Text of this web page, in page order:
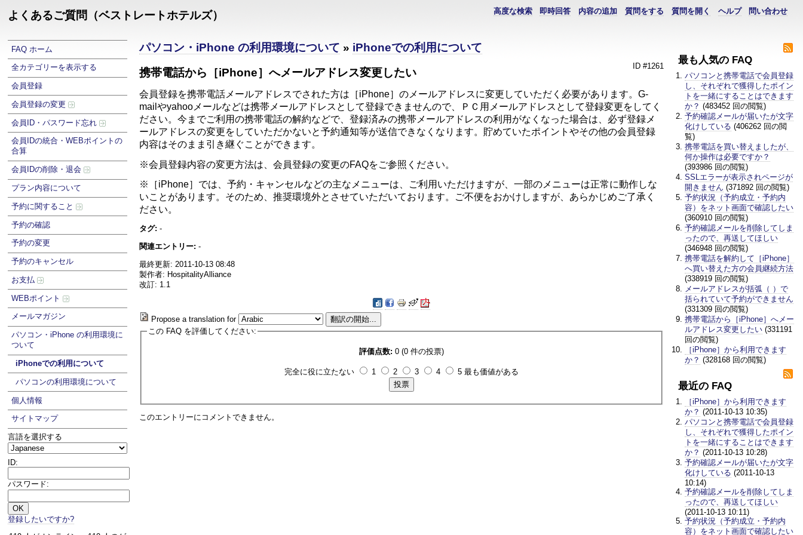
よくあるご質問（ベストレートホテルズ） 問い合わせ
ヘルプ
質問を開く
質問をする
内容の追加
即時回答
高度な検索
FAQ ホーム
全カテゴリーを表示する
会員登録
会員登録の変更
会員ID・パスワード忘れ
会員IDの統合・WEBポイントの
合算
会員IDの削除・退会
プラン内容について
予約に関すること
予約の確認
予約の変更
予約のキャンセル
お支払
WEBポイント
メールマガジン
パソコン・iPhone の利用環境に
ついて
iPhoneでの利用について
パソコンの利用環境について
個人情報
サイトマップ
言語を選択する
ID:
パスワード:
登録したいですか?
最も人気の FAQ
パソコンと携帯電話で会員登録
し、それぞれで獲得したポイン
トを一緒にすることはできます
か？ (483452 回の閲覧)
予約確認メールが届いたが文字
化けしている (406262 回の閲
覧)
携帯電話を買い替えましたが、
何か操作は必要ですか？
(393986 回の閲覧)
SSLエラーが表示されページが
開きません (371892 回の閲覧)
予約状況（予約成立・予約内
容）をネット画面で確認したい
(360910 回の閲覧)
予約確認メールを削除してしま
ったので、再送してほしい
(346948 回の閲覧)
携帯電話を解約して［iPhone］
へ買い替えた方の会員継続方法
(338919 回の閲覧)
メールアドレスが括弧（ ）で
括られていて予約ができません
(331309 回の閲覧)
携帯電話から［iPhone］へメー
ルアドレス変更したい (331191
回の閲覧)
［iPhone］から利用できます
か？ (328168 回の閲覧)
最近の FAQ
［iPhone］から利用できます
か？ (2011-10-13 10:35)
パソコンと携帯電話で会員登録
し、それぞれで獲得したポイン
トを一緒にすることはできます
か？ (2011-10-13 10:28)
予約確認メールが届いたが文字
化けしている (2011-10-13
10:14)
予約確認メールを削除してしま
ったので、再送してほしい
(2011-10-13 10:11)
予約状況（予約成立・予約内
容）をネット画面で確認したい
パソコン・iPhone の利用環境について » iPhoneでの利用について
ID #1261
携帯電話から［iPhone］へメールアドレス変更したい
会員登録を携帯電話メールアドレスでされた方は［iPhone］のメールアドレスに変更していただく必要があります。G-
mailやyahooメールなどは携帯メールアドレスとして登録できませんので、ＰＣ用メールアドレスとして登録変更をしてく
ださい。今までご利用の携帯電話の解約などで、登録済みの携帯メールアドレスの利用がなくなった場合は、必ず登録メ
ールアドレスの変更をしていただかないと予約通知等が送信できなくなります。貯めていたポイントやその他の会員登録
内容はそのまま引き継ぐことができます。
※会員登録内容の変更方法は、会員登録の変更のFAQをご参照ください。
※［iPhone］では、予約・キャンセルなどの主なメニューは、ご利用いただけますが、一部のメニューは正常に動作しな
いことがあります。そのため、推奨環境外とさせていただいております。ご不便をおかけしますが、あらかじめご了承く
ださい。
タグ: -
関連エントリー: -
最終更新: 2011-10-13 08:48
製作者: HospitalityAlliance
改訂: 1.1
Propose a translation for
この FAQ を評価してください:
評価点数: 0 (0 件の投票)
完全に役に立たない 1 2 3 4 5 最も価値がある
このエントリーにコメントできません。